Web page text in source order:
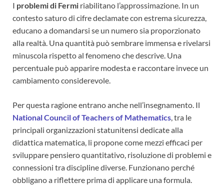
I problemi di Fermi riabilitano l’approssimazione. In un
contesto saturo di cifre declamate con estrema sicurezza,
educano a domandarsi se un numero sia proporzionato
alla realtà. Una quantità può sembrare immensa e rivelarsi
minuscola rispetto al fenomeno che descrive. Una
percentuale può apparire modesta e raccontare invece un
cambiamento considerevole.
Per questa ragione entrano anche nell’insegnamento. Il
National Council of Teachers of Mathematics, tra le
principali organizzazioni statunitensi dedicate alla
didattica matematica, li propone come mezzi efficaci per
sviluppare pensiero quantitativo, risoluzione di problemi e
connessioni tra discipline diverse. Funzionano perché
obbligano a riflettere prima di applicare una formula.